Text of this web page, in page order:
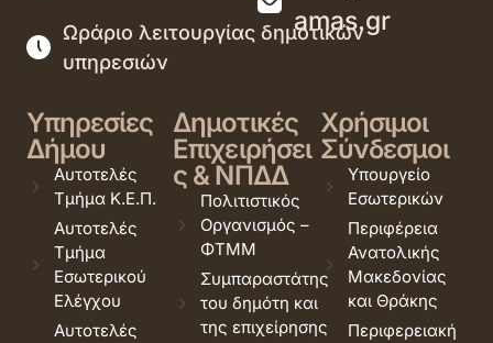
amas.gr
Ωράριο λειτουργίας δημοτικών
υπηρεσιών
Υπηρεσίες
Δήμου
Αυτοτελές
Τμήμα Κ.Ε.Π.
Αυτοτελές
Τμήμα
Εσωτερικού
Ελέγχου
Αυτοτελές
Δημοτικές
Επιχειρήσει
ς & ΝΠΔΔ
Πολιτιστικός
Οργανισμός –
ΦΤΜΜ
Συμπαραστάτης
του δημότη και
της επιχείρησης
Χρήσιμοι
Σύνδεσμοι
Υπουργείο
Εσωτερικών
Περιφέρεια
Ανατολικής
Μακεδονίας
και Θράκης
Περιφερειακή